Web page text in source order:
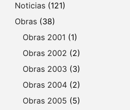
Noticias (121)
Obras (38)
Obras 2001 (1)
Obras 2002 (2)
Obras 2003 (3)
Obras 2004 (2)
Obras 2005 (5)